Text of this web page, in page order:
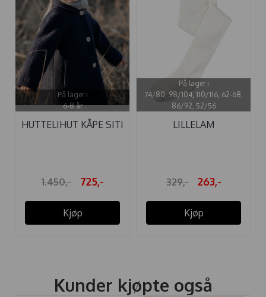
På lager i
6-8 år
HUTTELIHUT KÅPE SITI
1.450,- 725,-
Kjøp
På lager i
74/80, 98/104, 110/116, 62-68,
86/92, 52/56
LILLELAM
329,- 263,-
Kjøp
Kunder kjøpte også